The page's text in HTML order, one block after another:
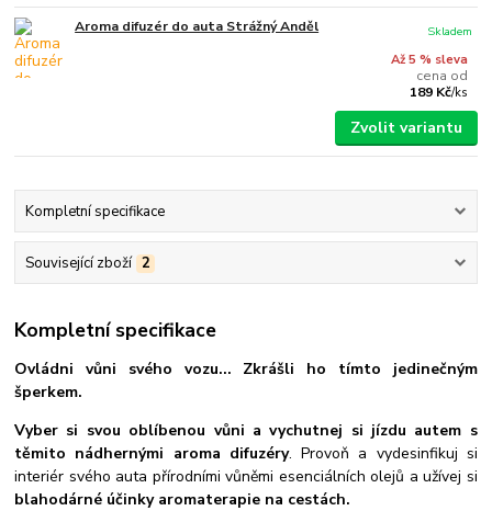
Aroma difuzér do auta Strážný Anděl
Až 5 % sleva
cena od
189 Kč/ks
Skladem
Zvolit variantu
Kompletní specifikace
Související zboží 2
Kompletní specifikace
Ovládni vůni svého vozu... Zkrášli ho tímto jedinečným
šperkem.
Vyber si svou oblíbenou vůni a vychutnej si jízdu autem s
těmito nádhernými aroma difuzéry. Provoň a vydesinfikuj si
interiér svého auta přírodními vůněmi esenciálních olejů a užívej si
blahodárné účinky aromaterapie na cestách.